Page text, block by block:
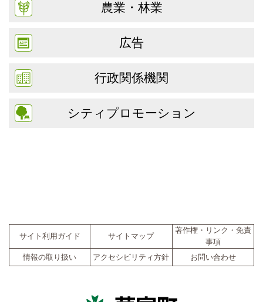
農業・林業
広告
行政関係機関
シティプロモーション
サイト利用ガイド サイトマップ
著作権・リンク・免責
事項
情報の取り扱い
アクセシビリティ方針 お問い合わせ